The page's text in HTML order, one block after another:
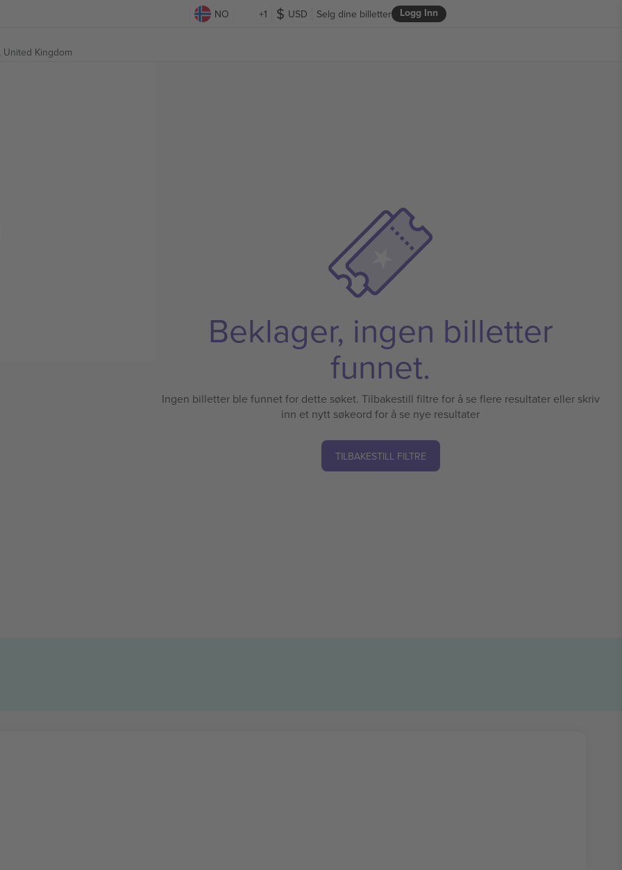
NO +1 USD Logg Inn
Selg dine billetter
Kingdom
Beklager, ingen billetter
funnet.
Ingen billetter ble funnet for dette søket. Tilbakestill filtre for å se flere resultater eller skriv
inn et nytt søkeord for å se nye resultater
TILBAKESTILL FILTRE